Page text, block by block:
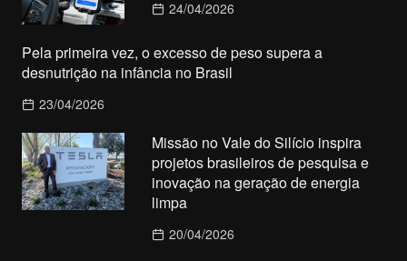
24/04/2026
Pela primeira vez, o excesso de peso supera a
desnutrição na infância no Brasil
23/04/2026
Missão no Vale do Silício inspira
projetos brasileiros de pesquisa e
inovação na geração de energia
limpa
20/04/2026